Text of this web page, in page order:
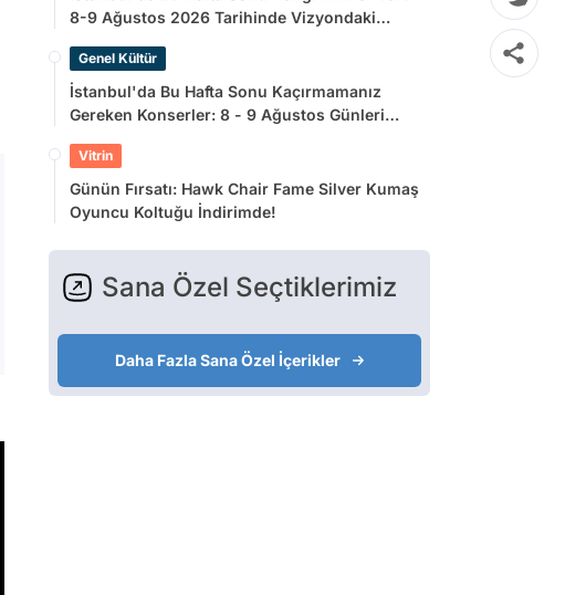
8-9 Ağustos 2026 Tarihinde Vizyondaki
Genel Kültür
İstanbul'da Bu Hafta Sonu Kaçırmamanız
Gereken Konserler: 8 - 9 Ağustos Günleri
Vitrin
Günün Fırsatı: Hawk Chair Fame Silver Kumaş
Oyuncu Koltuğu İndirimde!
Sana Özel Seçtiklerimiz
Daha Fazla Sana Özel İçerikler